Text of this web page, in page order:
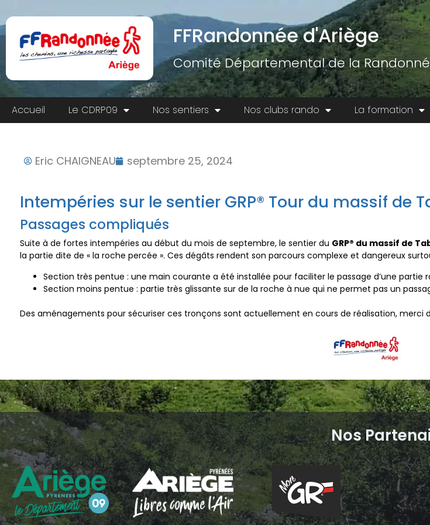
FFRandonnée d'Ariège
Comité Départemental de la
Accueil Le CDRP09 Nos sentiers Nos clubs rando La formation
Eric CHAIGNEAU septembre 25, 2024
Intempéries sur le sentier GRP® Tour du massif de
Passages compliqués
Suite à de fortes intempéries au début du mois de septembre, le sentier du GRP® du massif de
la partie dite de « la roche percée ». Ces dégâts rendent son parcours complexe et dangereux
Section très pentue : une main courante a été installée pour faciliter le passage d’une partie
Section moins pentue : partie très glissante sur de la roche à nue qui ne permet pas un
Des aménagements pour sécuriser ces tronçons sont actuellement en cours de réalisation, merci
Nos